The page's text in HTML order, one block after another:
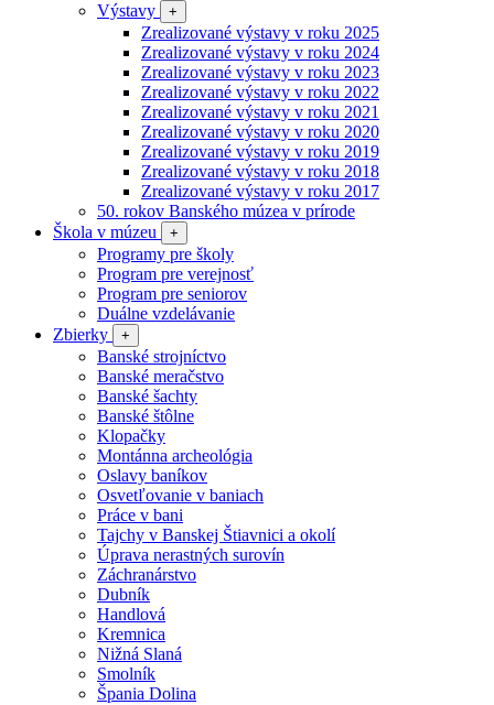
Výstavy
+
Zrealizované výstavy v roku 2025
Zrealizované výstavy v roku 2024
Zrealizované výstavy v roku 2023
Zrealizované výstavy v roku 2022
Zrealizované výstavy v roku 2021
Zrealizované výstavy v roku 2020
Zrealizované výstavy v roku 2019
Zrealizované výstavy v roku 2018
Zrealizované výstavy v roku 2017
50. rokov Banského múzea v prírode
Škola v múzeu
+
Programy pre školy
Program pre verejnosť
Program pre seniorov
Duálne vzdelávanie
Zbierky
+
Banské strojníctvo
Banské meračstvo
Banské šachty
Banské štôlne
Klopačky
Montánna archeológia
Oslavy baníkov
Osvetľovanie v baniach
Práce v bani
Tajchy v Banskej Štiavnici a okolí
Úprava nerastných surovín
Záchranárstvo
Dubník
Handlová
Kremnica
Nižná Slaná
Smolník
Špania Dolina